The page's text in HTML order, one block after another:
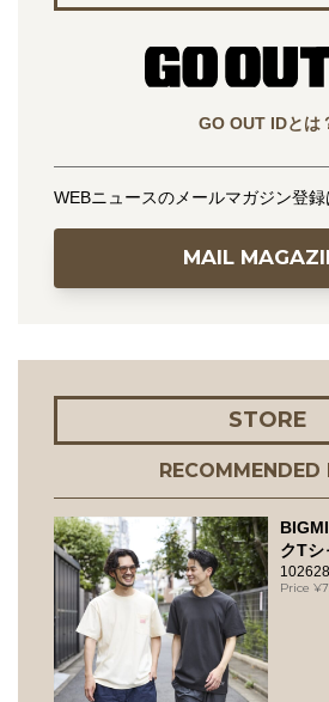
GO OUT IDとは
WEBニュースのメールマガジン登録
MAIL
STORE
RECOMMENDED
クTシ